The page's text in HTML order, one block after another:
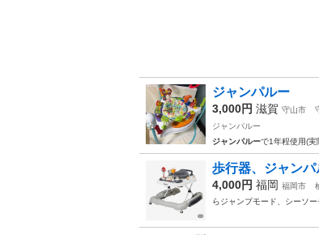
ジャンパルー
3,000円 滋賀 守山市
ジャンパルー
ジャンパルーで1年程使用(実
歩行器、ジャンパ
4,000円 福岡 福岡市
らジャンプモード、シーソー